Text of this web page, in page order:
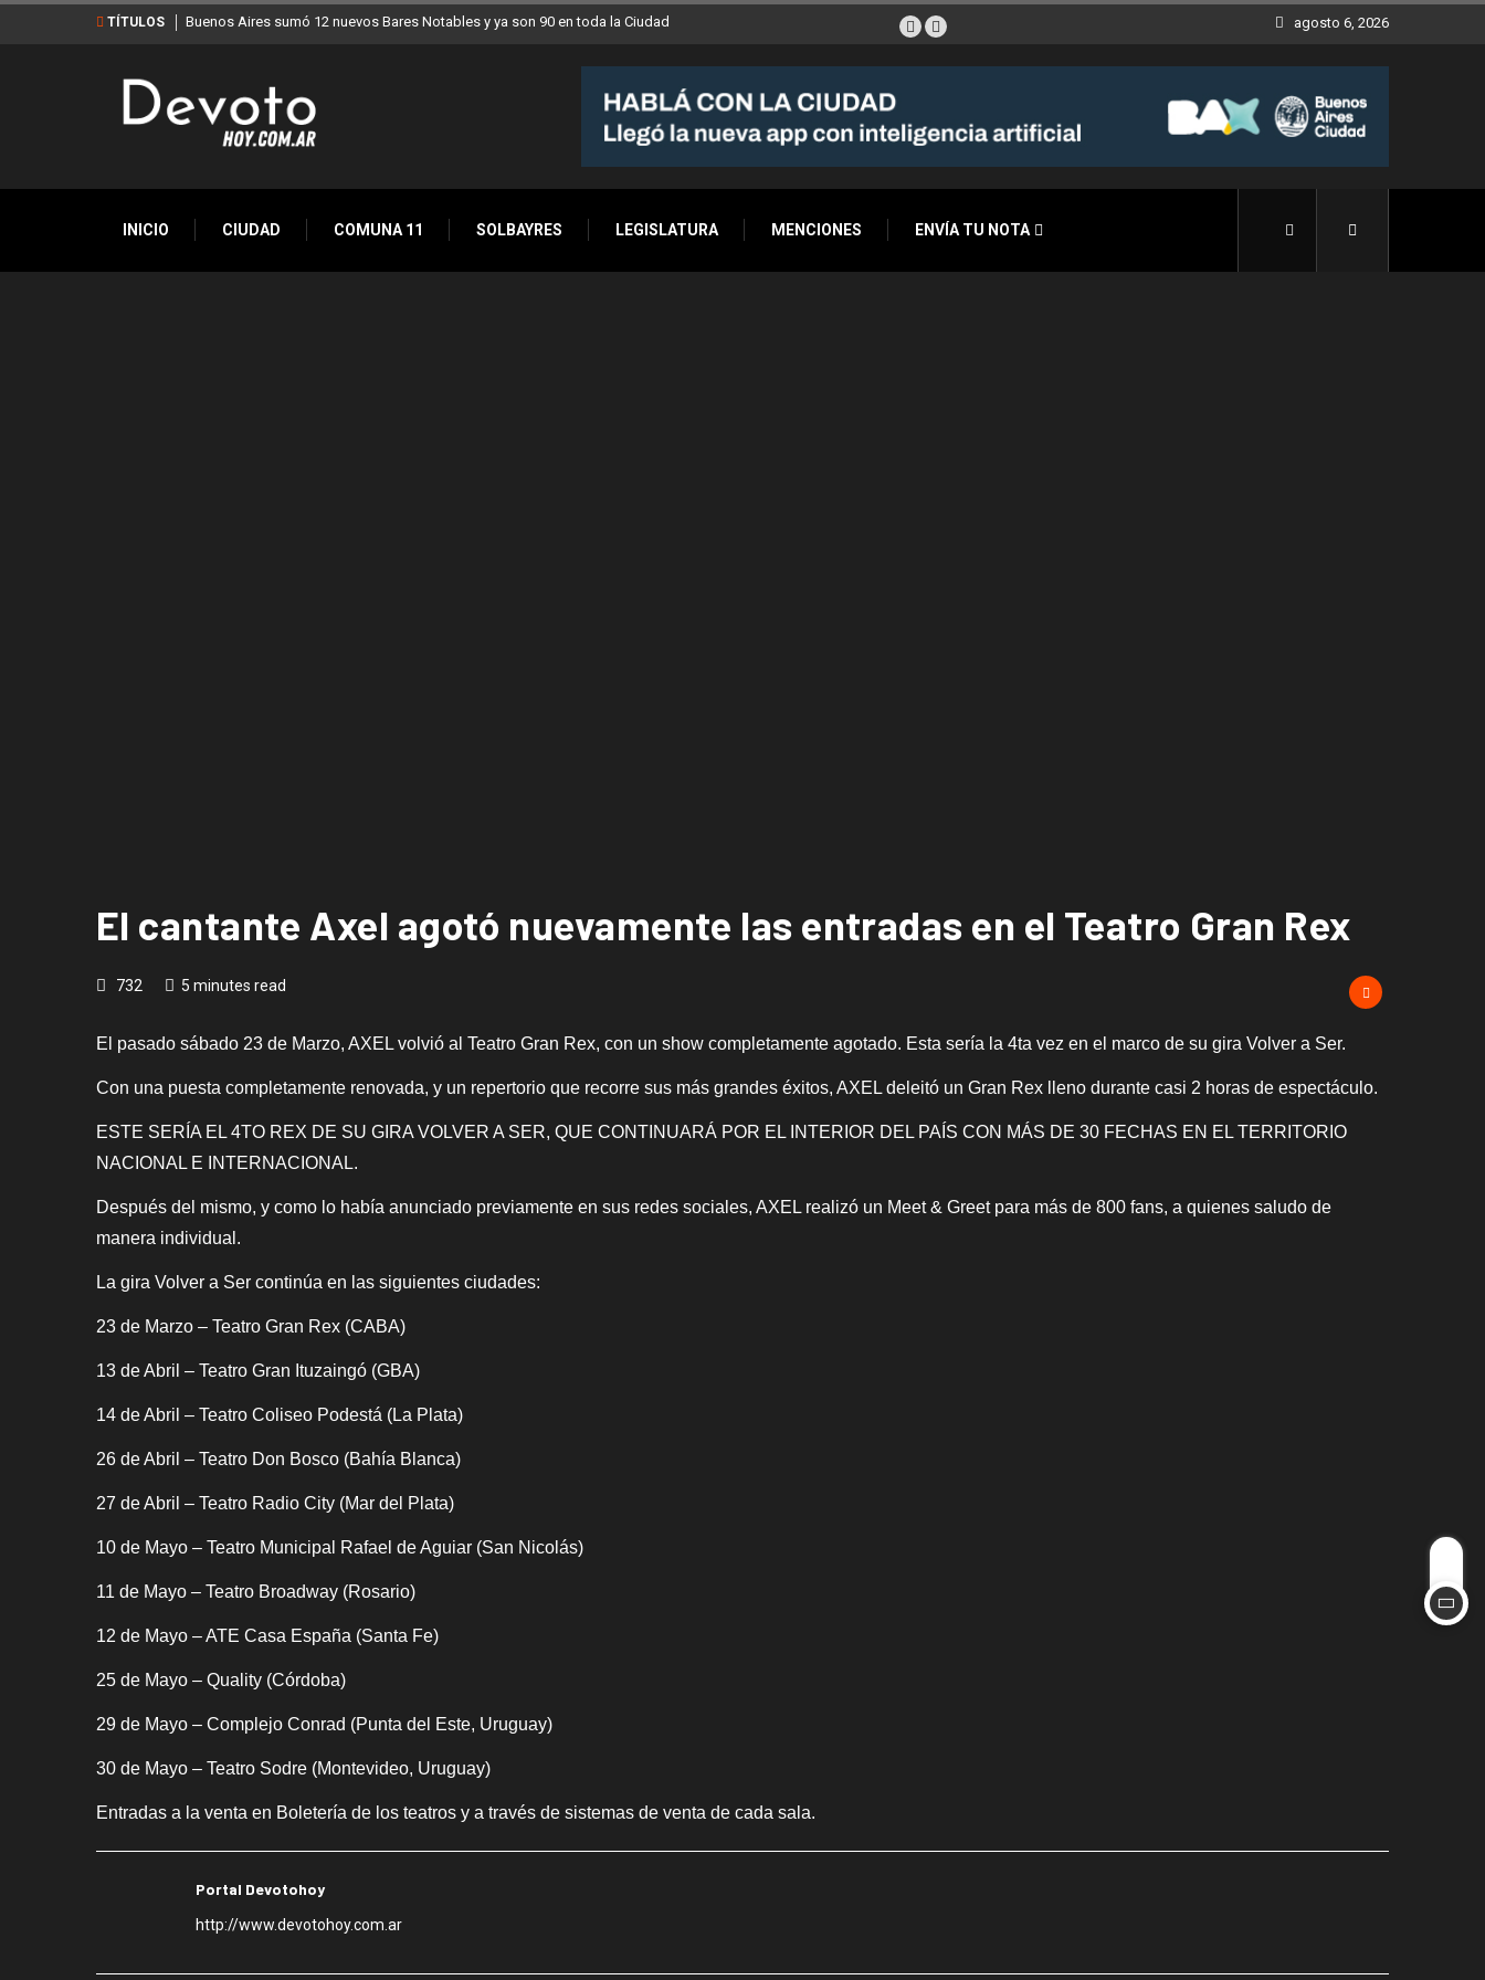
TÍTULOS Buenos Aires sumó 12 nuevos Bares Notables y ya son 90 en toda la Ciudad agosto 6, 2026
INICIO CIUDAD COMUNA 11 SOLBAYRES LEGISLATURA MENCIONES ENVÍA TU NOTA
El cantante Axel agotó nuevamente las entradas en el Teatro Gran Rex
732 5 minutes read
El pasado sábado 23 de Marzo, AXEL volvió al Teatro Gran Rex, con un show completamente agotado. Esta sería la 4ta vez en el marco de su gira Volver a Ser.
Con una puesta completamente renovada, y un repertorio que recorre sus más grandes éxitos, AXEL deleitó un Gran Rex lleno durante casi 2 horas de espectáculo.
ESTE SERÍA EL 4TO REX DE SU GIRA VOLVER A SER, QUE CONTINUARÁ POR EL INTERIOR DEL PAÍS CON MÁS DE 30 FECHAS EN EL TERRITORIO
NACIONAL E INTERNACIONAL.
Después del mismo, y como lo había anunciado previamente en sus redes sociales, AXEL realizó un Meet & Greet para más de 800 fans, a quienes saludo de
manera individual.
La gira Volver a Ser continúa en las siguientes ciudades:
23 de Marzo – Teatro Gran Rex (CABA)
13 de Abril – Teatro Gran Ituzaingó (GBA)
14 de Abril – Teatro Coliseo Podestá (La Plata)
26 de Abril – Teatro Don Bosco (Bahía Blanca)
27 de Abril – Teatro Radio City (Mar del Plata)
10 de Mayo – Teatro Municipal Rafael de Aguiar (San Nicolás)
11 de Mayo – Teatro Broadway (Rosario)
12 de Mayo – ATE Casa España (Santa Fe)
25 de Mayo – Quality (Córdoba)
29 de Mayo – Complejo Conrad (Punta del Este, Uruguay)
30 de Mayo – Teatro Sodre (Montevideo, Uruguay)
Entradas a la venta en Boletería de los teatros y a través de sistemas de venta de cada sala.
Portal Devotohoy
http://www.devotohoy.com.ar